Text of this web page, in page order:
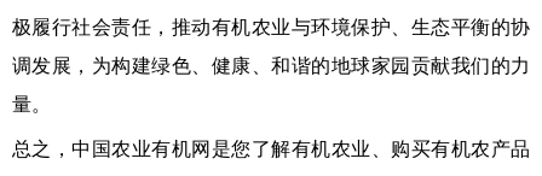
极履行社会责任，推动有机农业与环境保护、生态平衡的协
调发展，为构建绿色、健康、和谐的地球家园贡献我们的力
量。
总之，中国农业有机网是您了解有机农业、购买有机农产品